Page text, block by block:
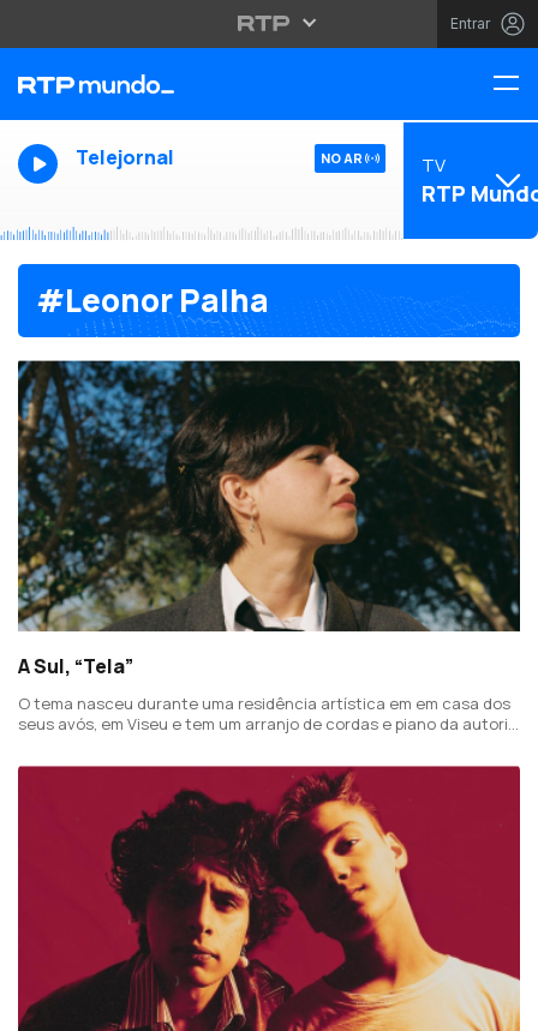
Entrar
Telejornal NO AR TV
RTP
#Leonor Palha
A Sul, “Tela”
O tema nasceu durante uma residência artística em em casa dos
seus avós, em Viseu e tem um arranjo de cordas e piano da autoria